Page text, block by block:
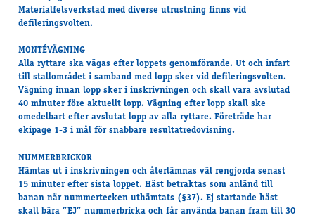
Materialfelsverkstad med diverse utrustning finns vid
defileringsvolten.
MONTÉVÄGNING
Alla ryttare ska vägas efter loppets genomförande. Ut och infart
till stallområdet i samband med lopp sker vid defileringsvolten.
Vägning innan lopp sker i inskrivningen och skall vara avslutad
40 minuter före aktuellt lopp. Vägning efter lopp skall ske
omedelbart efter avslutat lopp av alla ryttare. Företräde har
ekipage 1-3 i mål för snabbare resultatredovisning.
NUMMERBRICKOR
Hämtas ut i inskrivningen och återlämnas väl rengjorda senast
15 minuter efter sista loppet. Häst betraktas som anländ till
banan när nummertecken uthämtats (§37). Ej startande häst
skall bära ”EJ” nummerbricka och får använda banan fram till 30